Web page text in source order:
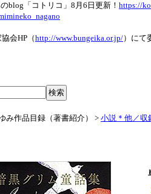
blog「コトリコ」8月6日更新！ https://
会HP（http://www.bungeika.or.jp/）にて
み作品目録（著書紹介） > 小説＊他／収